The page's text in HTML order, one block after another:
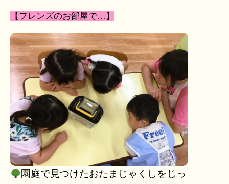
【フレンズのお部屋で…】
園庭で見つけたおたまじゃくしをじっ